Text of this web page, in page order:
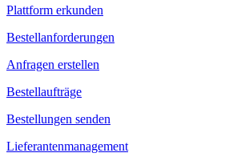
Plattform erkunden
Bestellanforderungen
Anfragen erstellen
Bestellaufträge
Bestellungen senden
Lieferantenmanagement